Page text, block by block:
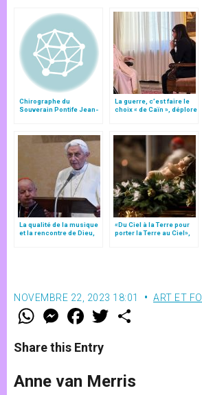
Chirographe du
Souverain Pontife Jean-
les sollicitudes" sur la
musique sacrée
La guerre, c’est faire le
choix « de Caïn », déplore
La qualité de la musique
et la rencontre de Dieu,
«Du Ciel à la Terre pour
porter la Terre au Ciel»,
NOVEMBRE 22, 2023 18:01 ART ET FOI
W
t
s
p
p
M
e
s
e
g
e
F
a
e
b
o
k
w
r
Share this Entry
Anne van Merris